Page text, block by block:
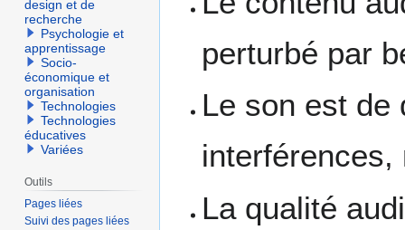
perturbé par
Le son est de
La qualité
design et de
recherche
Psychologie et
apprentissage
Socio-
économique et
organisation
Technologies
Technologies
éducatives
Variées
Outils
Pages liées
Suivi des pages liées